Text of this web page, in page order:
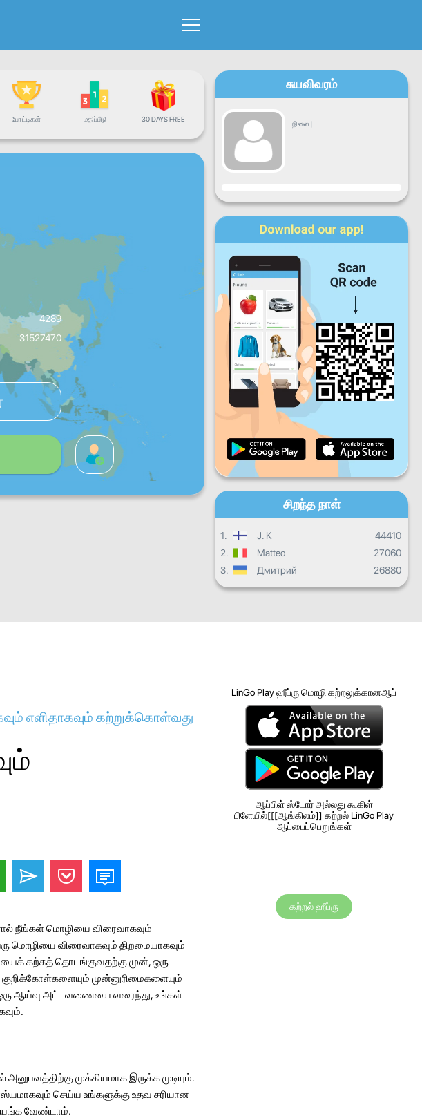
போட்டிகள் மதிப்பீடு 30 DAYS FREE
4289
31527470
சுயவிவரம்
நிலை |
முன்னேற்றம்
திங்கட்கிழமைசெவ்வாய்க்கிழமை
புதன்கிழமைவியாழக்கிழமை
வெள்ளிக்கிழமைசனிக்கிழமைஞாயிற்றுக்கிழமை
தினசரி முன்னேற்றம்
மாத முன்னேற்றம்
ஒட்டுமொத்த முன்னேற்றம்
சிறந்த நாள்
1. J. K
44410
2.
Matteo
27060
3.
Дмитрий 26880
எளிதாகவும் கற்றுக்கொள்வது
நீங்கள் மொழியை விரைவாகவும்
மொழியை விரைவாகவும் திறமையாகவும்
கற்கத் தொடங்குவதற்கு முன், ஒரு
முன்னுரிமைகளையும்
ஒரு ஆய்வு அட்டவணையை வரைந்து, உங்கள்
முக்கியமாக இருக்க முடியும்.
செய்ய உங்களுக்கு உதவ சரியான
வேண்டாம்.
LinGo Play ஹீப்ரு மொழி கற்றலுக்கானஆப்
ஆப்பிள் ஸ்டோர் அல்லது கூகிள்
பிளேயில்[[[ஆங்கிலம்]] கற்றல் LinGo Play
ஆப்பைப்பெறுங்கள்
கற்றல் ஹீப்ரு